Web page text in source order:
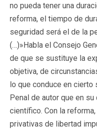
no pueda tener una
reforma, el tiempo de
seguridad será el de la
(…)»Habla el Consejo
de que se sustituye la
objetiva, de
lo que conduce en cierto
Penal de autor que en
científico. Con la
privativas de libertad